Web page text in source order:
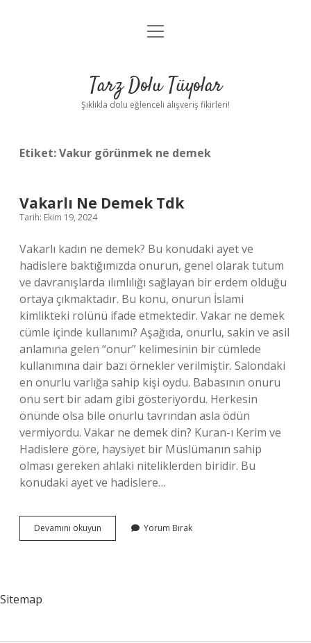
Anasayfa
Yasal Uyarı
menüyü
Tarz Dolu Tüyolar
Şıklıkla dolu eğlenceli alışveriş fikirleri!
Etiket:Vakur görünmek ne demek
Vakarlı Ne Demek Tdk
Tarih: Ekim 19, 2024
Vakarlı kadın ne demek? Bu konudaki ayet ve
hadislere baktığımızda onurun, genel olarak tutum
ve davranışlarda ılımlılığı sağlayan bir erdem olduğu
ortaya çıkmaktadır. Bu konu, onurun İslami
kimlikteki rolünü ifade etmektedir. Vakar ne demek
cümle içinde kullanımı? Aşağıda, onurlu, sakin ve asil
anlamına gelen “onur” kelimesinin bir cümlede
kullanımına dair bazı örnekler verilmiştir. Salondaki
en onurlu varlığa sahip kişi oydu. Babasının onuru
onu sert bir adam gibi gösteriyordu. Herkesin
önünde olsa bile onurlu tavrından asla ödün
vermiyordu. Vakar ne demek din? Kuran-ı Kerim ve
Hadislere göre, haysiyet bir Müslümanın sahip
olması gereken ahlaki niteliklerden biridir. Bu
konudaki ayet ve hadislere…
Devamını okuyun
Ne
Yorum Bırak
Sitemap